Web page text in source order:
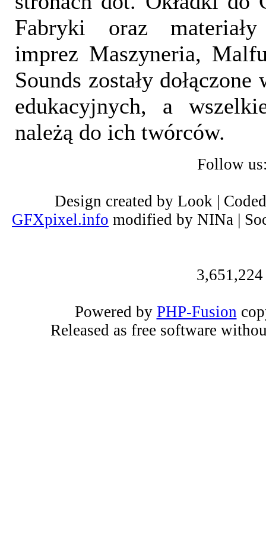
Fabryki oraz
imprez Maszyneria,
Sounds zostały
edukacyjnych, a
należą do ich twórców.
Follow
Design created by Look |
GFXpixel.info modified by NINa |
Powered by PHP-Fusion
Released as free software